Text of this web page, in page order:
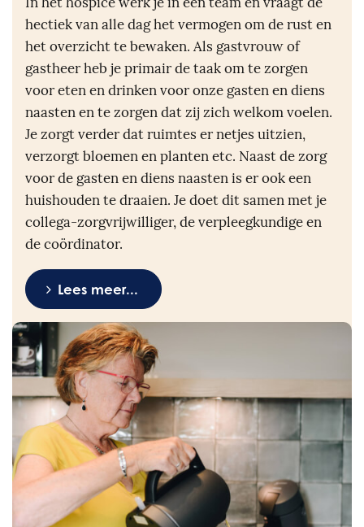
In het hospice werk je in een team en vraagt de
hectiek van alle dag het vermogen om de rust en
het overzicht te bewaken. Als gastvrouw of
gastheer heb je primair de taak om te zorgen
voor eten en drinken voor onze gasten en diens
naasten en te zorgen dat zij zich welkom voelen.
Je zorgt verder dat ruimtes er netjes uitzien,
verzorgt bloemen en planten etc. Naast de zorg
voor de gasten en diens naasten is er ook een
huishouden te draaien. Je doet dit samen met je
collega-zorgvrijwilliger, de verpleegkundige en
de coördinator.
Lees meer...